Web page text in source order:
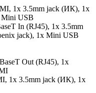
1x 3.5mm jack (ИК), 1x
Mini USB
In (RJ45), 1x 3.5mm
jack), 1x Mini USB
Out (RJ45), 1x
1x 3.5mm jack (ИК), 1x